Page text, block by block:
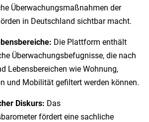
Überwachungsmaßnahmen der
in Deutschland sichtbar macht.
Die Plattform enthält
Überwachungsbefugnisse, die nach
Lebensbereichen wie Wohnung,
und Mobilität gefiltert werden können.
Diskurs: Das
fördert eine sachliche